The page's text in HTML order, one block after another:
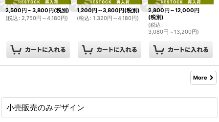
2,500 円 ～3,800 円 (税別)
(税込 : 2,750円 ～4,180円)
1,200 円 ～3,800 円 (税別)
(税込 : 1,320円 ～4,180円)
2,800 円 ～12,000 円
(税別)
(税込 :
3,080円 ～13,200円)
More
小売販売のみデザイン